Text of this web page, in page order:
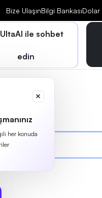
Bize UlaşınBilgi BankasıDolar
UltaAI ile sohbet
edin
her konuda